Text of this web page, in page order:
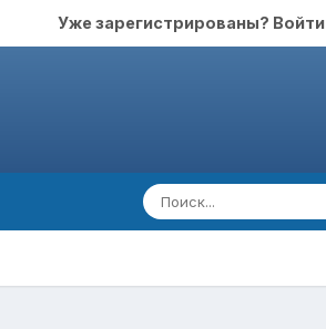
Уже зарегистрированы? Войти